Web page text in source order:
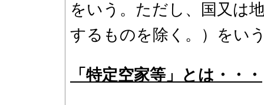
をいう。ただし、国又は
するものを除く。）をい
「特定空家等」とは・・・